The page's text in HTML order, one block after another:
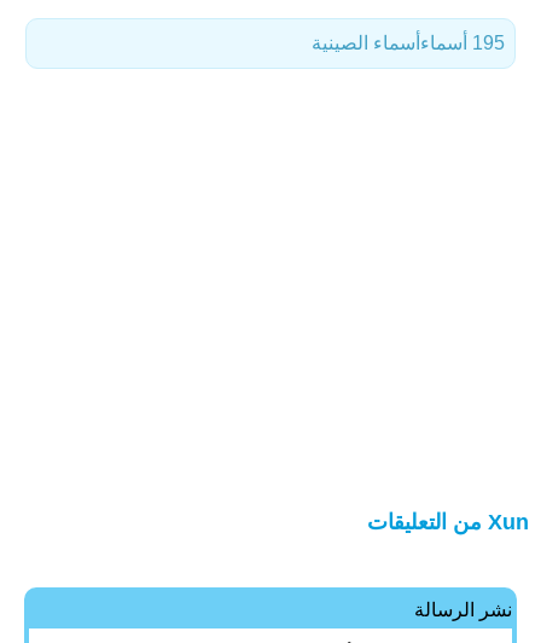
أسماء الصينية 195 أسماء
Xun من التعليقات
نشر الرسالة